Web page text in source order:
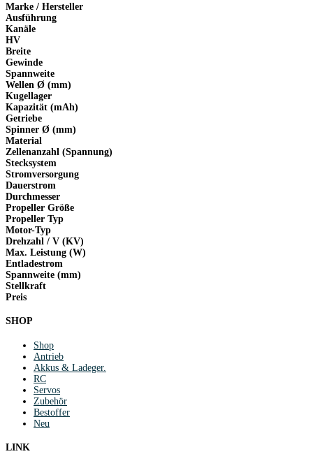
Marke / Hersteller
Ausführung
Kanäle
HV
Breite
Gewinde
Spannweite
Wellen Ø (mm)
Kugellager
Kapazität (mAh)
Getriebe
Spinner Ø (mm)
Material
Zellenanzahl (Spannung)
Stecksystem
Stromversorgung
Dauerstrom
Durchmesser
Propeller Größe
Propeller Typ
Motor-Typ
Drehzahl / V (KV)
Max. Leistung (W)
Entladestrom
Spannweite (mm)
Stellkraft
Preis
SHOP
Shop
Antrieb
Akkus & Ladeger.
RC
Servos
Zubehör
Bestoffer
Neu
LINK